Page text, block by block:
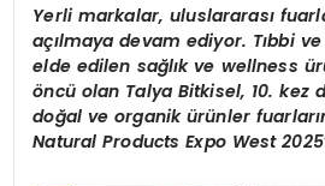
Yerli markalar, uluslararası
açılmaya devam ediyor. Tıbbi
elde edilen sağlık ve wellness
öncü olan Talya Bitkisel, 10. kez
doğal ve organik ürünler fuarları
Natural Products Expo West 2025